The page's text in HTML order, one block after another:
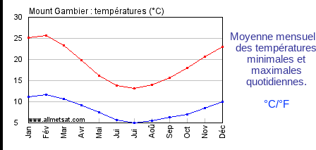
Moyenne
des températures
minimales et
maximales
quotidiennes.
°C/°F